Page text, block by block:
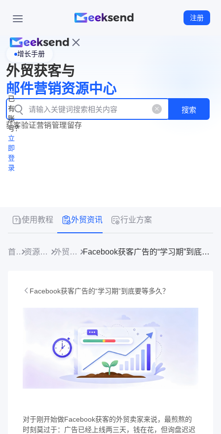
注册
页
WhatsApp
企业号
New
产
品
功
能
产
品
价
格
资
源
中
心
立
即
注
册
已
有
账
号？
立
即
登
录
增长手册
外贸获客与
邮件营销资源中心
搜索
获客验证营销管理留存
使用教程 外贸资讯 行业方案
首页 资源中心 外贸资讯 Facebook获客广告的“学习期”到底要等多久？
Facebook获客广告的“学习期”到底要等多久？
对于刚开始做Facebook获客的外贸卖家来说，最煎熬的
时刻莫过于：广告已经上线两三天，钱在花，但询盘迟迟